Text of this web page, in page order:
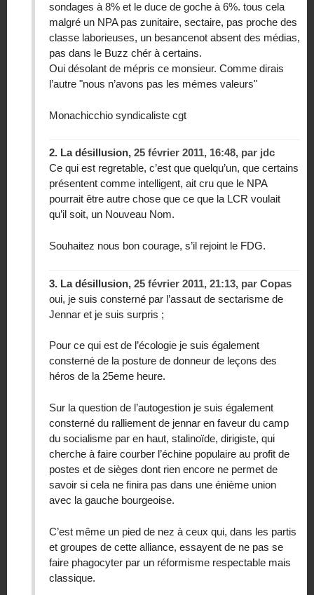
sondages à 8% et le duce de goche à 6%. tous cela
malgré un NPA pas zunitaire, sectaire, pas proche des
classe laborieuses, un besancenot absent des médias,
pas dans le Buzz chér à certains.
Oui désolant de mépris ce monsieur. Comme dirais
l’autre "nous n’avons pas les mémes valeurs"
Monachicchio syndicaliste cgt
2. La désillusion, 25 février 2011, 16:48, par jdc
Ce qui est regretable, c’est que quelqu’un, que certains
présentent comme intelligent, ait cru que le NPA
pourrait être autre chose que ce que la LCR voulait
qu’il soit, un Nouveau Nom.
Souhaitez nous bon courage, s’il rejoint le FDG.
3. La désillusion, 25 février 2011, 21:13, par Copas
oui, je suis consterné par l’assaut de sectarisme de
Jennar et je suis surpris ;
Pour ce qui est de l’écologie je suis également
consterné de la posture de donneur de leçons des
héros de la 25eme heure.
Sur la question de l’autogestion je suis également
consterné du ralliement de jennar en faveur du camp
du socialisme par en haut, stalinoïde, dirigiste, qui
cherche à faire courber l’échine populaire au profit de
postes et de sièges dont rien encore ne permet de
savoir si cela ne finira pas dans une énième union
avec la gauche bourgeoise.
C’est même un pied de nez à ceux qui, dans les partis
et groupes de cette alliance, essayent de ne pas se
faire phagocyter par un réformisme respectable mais
classique.